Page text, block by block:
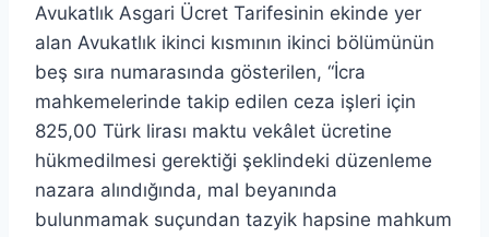
Avukatlık Asgari Ücret Tarifesinin ekinde yer
alan Avukatlık ikinci kısmının ikinci bölümünün
beş sıra numarasında gösterilen, “İcra
mahkemelerinde takip edilen ceza işleri için
825,00 Türk lirası maktu vekâlet ücretine
hükmedilmesi gerektiği şeklindeki düzenleme
nazara alındığında, mal beyanında
bulunmamak suçundan tazyik hapsine mahkum